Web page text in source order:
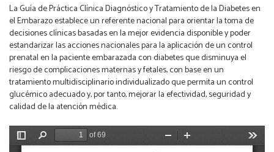
La Guía de Práctica Clínica Diagnóstico y Tratamiento de la Diabetes en
el Embarazo establece un referente nacional para orientar la toma de
decisiones clínicas basadas en la mejor evidencia disponible y poder
estandarizar las acciones nacionales para la aplicación de un control
prenatal en la paciente embarazada con diabetes que disminuya el
riesgo de complicaciones maternas y fetales, con base en un
tratamiento multidisciplinario individualizado que permita un control
glucémico adecuado y, por tanto, mejorar la efectividad, seguridad y
calidad de la atención médica.